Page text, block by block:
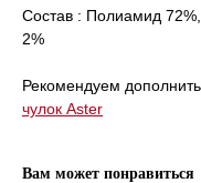
Состав : Полиамид 72%,
2%
Рекомендуем
чулок Aster
Вам может понравиться